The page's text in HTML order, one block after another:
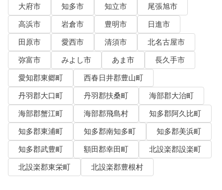
大府市
知多市 知立市
尾張旭市
高浜市
岩倉市 豊明市
日進市
田原市
愛西市 清須市
北名古屋市
弥富市
みよし市 あま市
長久手市
愛知郡東郷町
西春日井郡豊山町
丹羽郡大口町
丹羽郡扶桑町
海部郡大治町
海部郡蟹江町
海部郡飛島村
知多郡阿久比町
知多郡東浦町
知多郡南知多町
知多郡美浜町
知多郡武豊町
額田郡幸田町
北設楽郡設楽町
北設楽郡東栄町
北設楽郡豊根村